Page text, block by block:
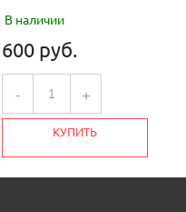
В наличии
600 руб.
- +
КУПИТЬ